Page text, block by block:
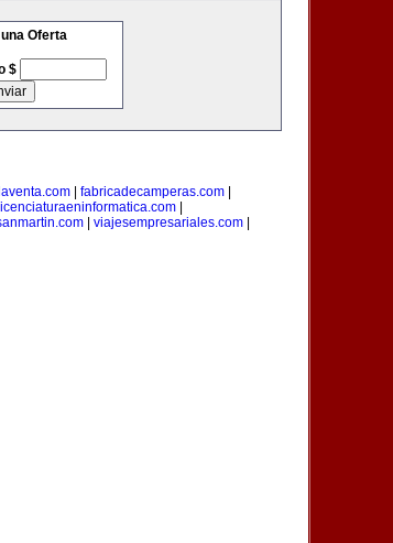
Oferta
$
fabricadecamperas.com
licenciaturaeninformatica.com
| viajesempresariales.com|